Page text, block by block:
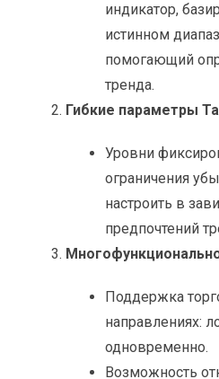
индикатор,
истинном
помогающий
тренда.
Гибкие параметры
Уровни
ограничения
настроить в
предпочтений
Поддержка
направлениях:
одновременно.
Возможность